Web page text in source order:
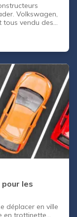
Volkswagen,
tous vendu des
sur le
pour les
déplacer en ville
en trottinette…